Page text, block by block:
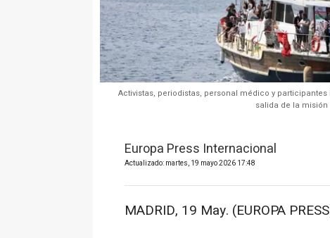
Activistas, periodistas, personal médico y
salida de la
Europa Press Internacional
Actualizado: martes, 19 mayo 2026 17:48
MADRID, 19 May. (EUROPA